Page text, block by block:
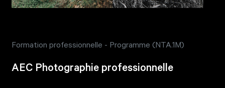
Formation professionnelle - Programme (NTA.1M)
AEC Photographie professionnelle